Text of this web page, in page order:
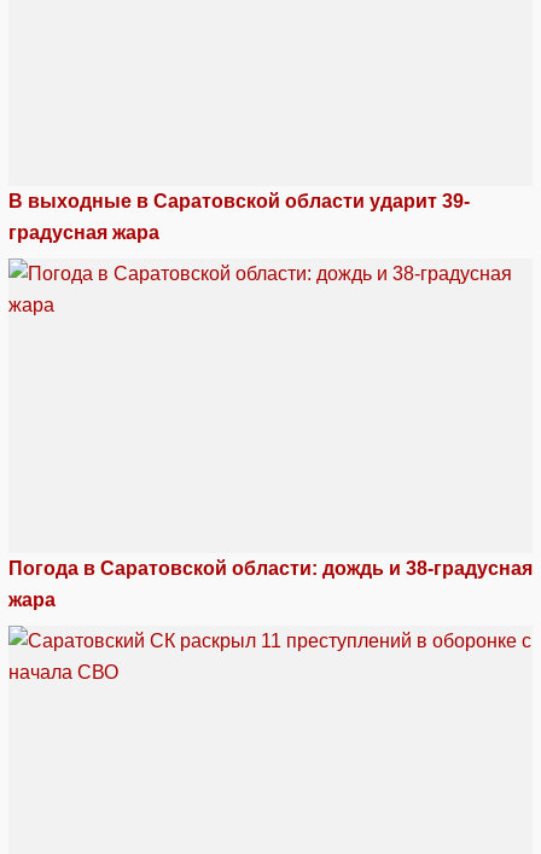
В выходные в Саратовской области ударит 39-
градусная жара
Погода в Саратовской области: дождь и 38-градусная
жара